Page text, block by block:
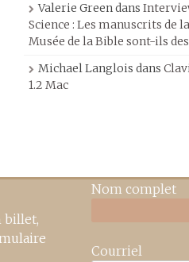
Valerie Greendans
Science : Les manuscrits de
Musée de la Bible sont-ils
Michael Langlois dans
1.2 Mac
billet,
Nom complet
Courriel